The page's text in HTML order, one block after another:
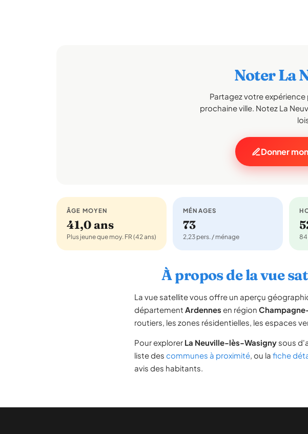
Noter La
Partagez votre
prochaine ville. Notez La
Donner
ÂGE MOYEN
41,0 ans
Plus jeune que moy. FR (42 ans)
MÉNAGES
73
2,23 pers. / ménage 84
À propos de la vue
La vue satellite vous offre un aperçu
département Ardennes en région
routiers, les zones résidentielles, les espaces
Pour explorer La Neuville-lès-Wasigny sous
liste des communes à proximité, ou la fiche
avis des habitants.